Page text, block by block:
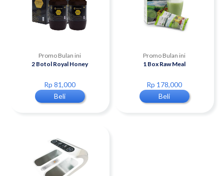
Promo Bulan ini
2 Botol Royal Honey
Rp 81,000
Beli
Promo Bulan ini
1 Box Raw Meal
Rp 178,000
Beli